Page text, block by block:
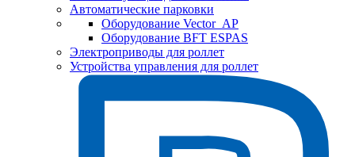
Автоматические парковки
Оборудование Vector_AP
Оборудование BFT ESPAS
Электроприводы для роллет
Устройства управления для роллет